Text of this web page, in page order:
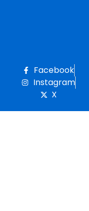
Facebook
Instagram
X